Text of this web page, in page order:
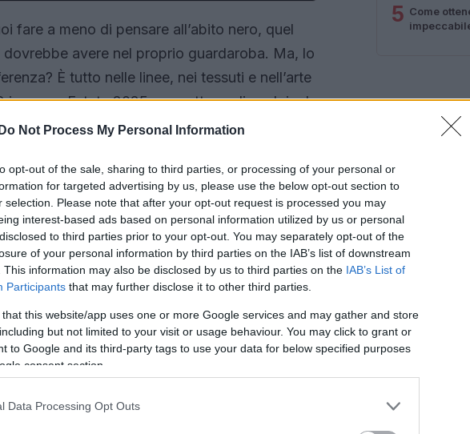
Do Not Process My Personal Information
opt-out of the sale, sharing to third parties, or processing of your personal or
for targeted advertising by us, please use the below opt-out section to
selection. Please note that after your opt-out request is processed you may
interest-based ads based on personal information utilized by us or personal
to third parties prior to your opt-out. You may separately opt-out of the
of your personal information by third parties on the IAB’s list of downstream
This information may also be disclosed by us to third parties on the IAB’s List of
Participants that may further disclose it to other third parties.
that this website/app uses one or more Google services and may gather and store
but not limited to your visit or usage behaviour. You may click to grant or
to Google and its third-party tags to use your data for below specified purposes
consent section.
Data Processing Opt Outs
fare a meno di pensare all’abito nero, quel
avere nel proprio guardaroba. Ma, lo
È tutto nelle linee, nei tessuti e nell’arte
Estate 2025 promettono di scolpire la
e comfort. Scopriamo insieme perché questi
5 Come